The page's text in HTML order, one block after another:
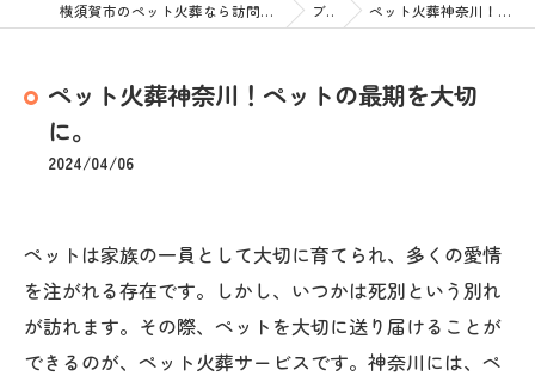
横須賀市のペット火葬なら訪問ペット火葬 ペットメモリアル神奈川 ブログ ペット火葬神奈川！ペットの最期を大切に。
ペット火葬神奈川！ペットの最期を大切
に。
2024/04/06
ペットは家族の一員として大切に育てられ、多くの愛情
を注がれる存在です。しかし、いつかは死別という別れ
が訪れます。その際、ペットを大切に送り届けることが
できるのが、ペット火葬サービスです。神奈川には、ペ